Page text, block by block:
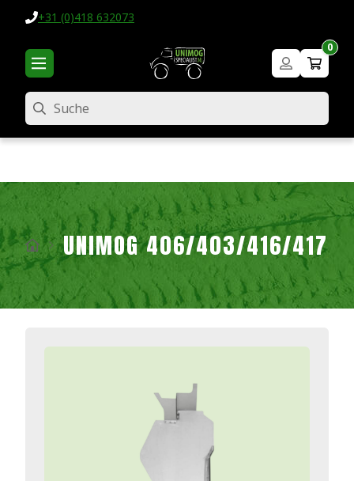
+31 (0)418 632073
0
Suche
UNIMOG 406/403/416/417